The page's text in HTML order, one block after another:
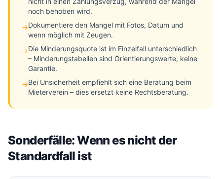
noch behoben wird.
→Dokumentiere den Mangel mit Fotos, Datum und
wenn möglich mit Zeugen.
→Die Minderungsquote ist im Einzelfall unterschiedlich
– Minderungstabellen sind Orientierungswerte, keine
Garantie.
→Bei Unsicherheit empfiehlt sich eine Beratung beim
Mieterverein – dies ersetzt keine Rechtsberatung.
Sonderfälle: Wenn es nicht der
Standardfall ist